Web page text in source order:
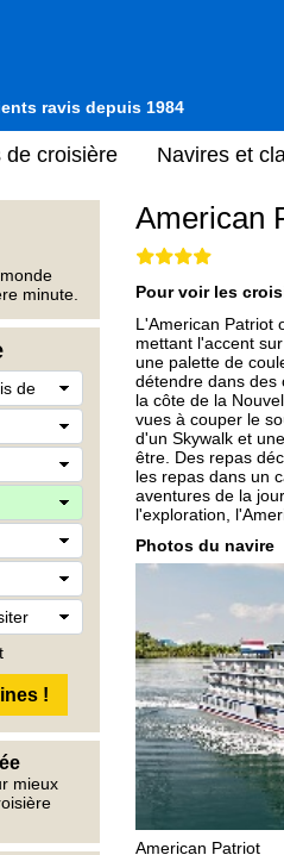
ravis depuis 1984
de croisière Navires et
minute.
mieux
American
Pour voir les
L'American Patriot
mettant l'accent
une palette de
détendre dans des
la côte de la
vues à couper le
d'un Skywalk et
être. Des repas
les repas dans un
aventures de la
l'exploration,
Photos du navire
American Patriot